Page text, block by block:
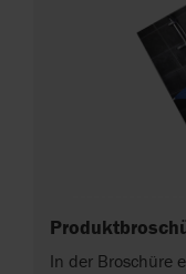
In der Broschüre